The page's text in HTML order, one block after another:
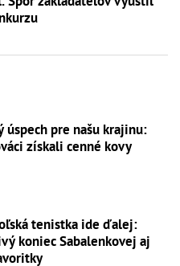
úspech pre našu krajinu:
získali cenné kovy
tenistka ide ďalej:
koniec Sabalenkovej aj